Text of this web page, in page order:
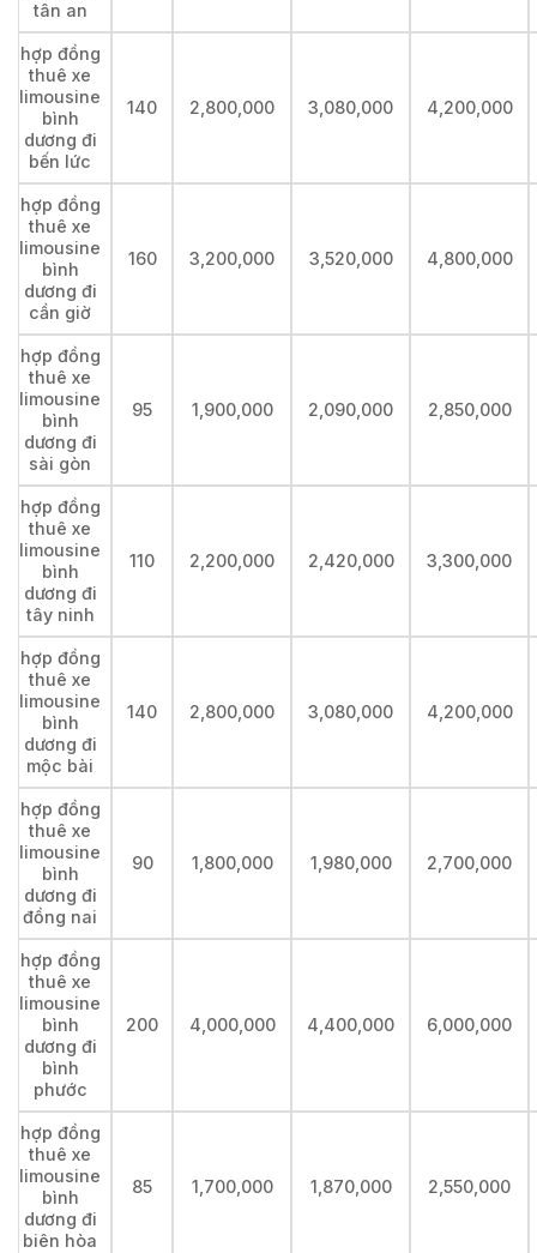
tân an
hợp đồng
thuê xe
limousine
bình
dương đi
bến lức
140 2,800,000 3,080,000 4,200,000
hợp đồng
thuê xe
limousine
bình
dương đi
cần giờ
160 3,200,000 3,520,000 4,800,000
hợp đồng
thuê xe
limousine
bình
dương đi
sài gòn
95 1,900,000 2,090,000 2,850,000
hợp đồng
thuê xe
limousine
bình
dương đi
tây ninh
110 2,200,000 2,420,000 3,300,000
hợp đồng
thuê xe
limousine
bình
dương đi
mộc bài
140 2,800,000 3,080,000 4,200,000
hợp đồng
thuê xe
limousine
bình
dương đi
đồng nai
90 1,800,000 1,980,000 2,700,000
hợp đồng
thuê xe
limousine
bình
dương đi
bình
phước
200 4,000,000 4,400,000 6,000,000
hợp đồng
thuê xe
limousine
bình
dương đi
biên hòa
85 1,700,000 1,870,000 2,550,000